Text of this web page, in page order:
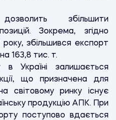
збільшити
Зокрема, згідно
року, збільшився експорт
163,8 тис. т.
Україні залишається
що призначена для
світовому ринку існує
продукцію АПК. При
поступово вдається